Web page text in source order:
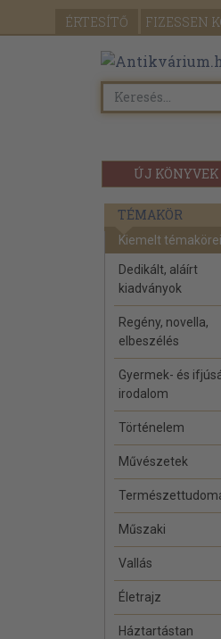
ÉRTESÍTŐ FIZESSEN
ÚJ KÖNYVEK
TÉMAKÖR
Kiemelt
Dedikált, aláírt
kiadványok
Regény, novella,
elbeszélés
Gyermek- és
irodalom
Történelem
Művészetek
Műszaki
Vallás
Életrajz
Háztartástan